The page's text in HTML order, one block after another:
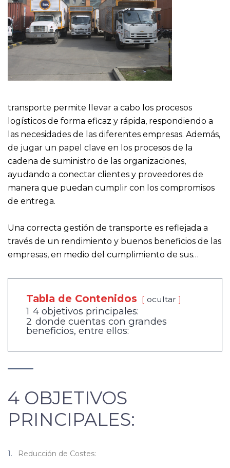
transporte permite llevar a cabo los procesos
logísticos de forma eficaz y rápida, respondiendo a
las necesidades de las diferentes empresas. Además,
de jugar un papel clave en los procesos de la
cadena de suministro de las organizaciones,
ayudando a conectar clientes y proveedores de
manera que puedan cumplir con los compromisos
de entrega.
Una correcta gestión de transporte es reflejada a
través de un rendimiento y buenos beneficios de las
empresas, en medio del cumplimiento de sus…
Tabla de Contenidos ocultar
1 4 objetivos principales:
2 donde cuentas con grandes
beneficios, entre ellos:
4 OBJETIVOS
PRINCIPALES:
Reducción de Costes: